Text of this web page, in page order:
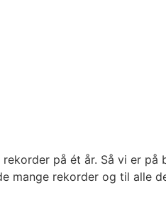
på ét år. Så vi er på
rekorder og til alle